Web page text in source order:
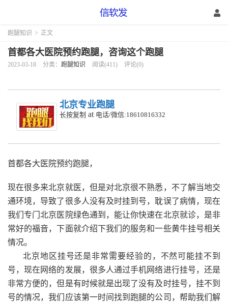
跑腿知识 > 正文
首都各大医院预约跑腿，咨询这个跑腿
2023-03-18 分类： 跑腿知识 阅读(411) 评论(0)
北京专业跑腿
长按复制 at 电话/微信:18610816332
首都各大医院预约跑腿，
现在很多来北京就医，但是对北京很不熟悉，不了解当地交
通环境，导致了很多人没有及时挂到号，耽误了病情，现在
我们专门北京医院绿色通到，能让你快速在北京就诊，是非
常好的福音，下面就介绍下我们的服务和一些黄牛挂号相关
情况。
北京地区挂号还是非常需要经验的，不然可能挂不到
号，现在网络的发展，很多人通过手机网络进行挂号，还是
非常方便的，但是有时候就是出现了没有及时挂号，挂不到
号的情况，我们应该第一时间找到跑腿的公司，帮助我们解